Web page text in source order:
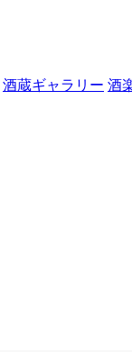
酒蔵ギャラリー 酒